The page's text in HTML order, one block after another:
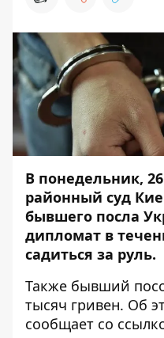
В понедельник,
районный суд
бывшего посла
дипломат в
садиться за руль.
Также бывший
тысяч гривен. Об
сообщает со